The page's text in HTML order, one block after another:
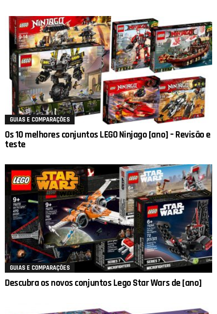
GUIAS E COMPARAÇÕES
Os 10 melhores conjuntos LEGO Ninjago [ano] – Revisão e
teste
GUIAS E COMPARAÇÕES
Descubra os novos conjuntos Lego Star Wars de [ano]